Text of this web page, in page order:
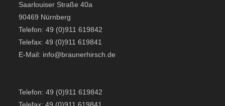
Saarlouiser Straße 40a
90469 Nürnberg
Telefon: 49 (0)911 619842
Telefax: 49 (0)911 619841
E-Mail: info@braunerhirsch.de
Telefon: 49 (0)911 619842